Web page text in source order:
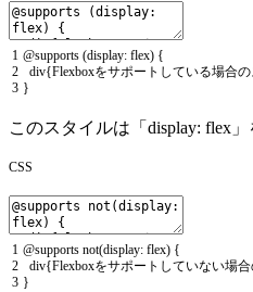
1
2
3
@supports (display: flex) {
div{Flexboxをサポートしている場合
}
このスタイルは「display: flex
CSS
1
2
3
@supports not(display: flex) {
div{Flexboxをサポートしていない場
}